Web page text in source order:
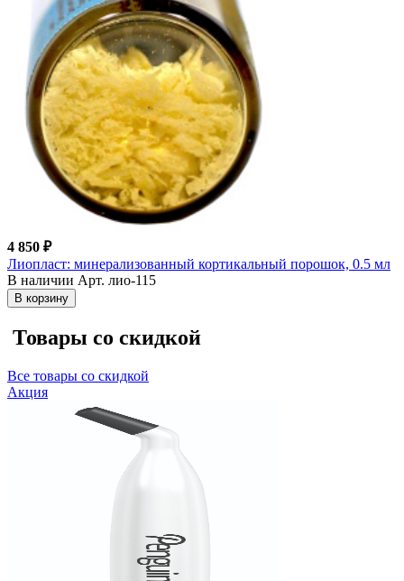
4 850 ₽
Лиопласт: минерализованный кортикальный порошок, 0.5 мл
В наличии Арт. лио-115
В корзину
Товары со скидкой
Все товары со скидкой
Акция